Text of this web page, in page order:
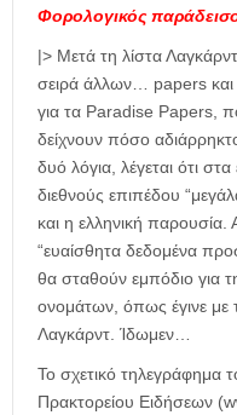
Φορολογικός
|> Μετά τη λίστα
σειρά άλλων… papers και
για τα Paradise Papers,
δείχνουν πόσο
δυό λόγια, λέγεται ότι
διεθνούς επιπέδου
και η ελληνική
“ευαίσθητα δεδομένα
θα σταθούν εμπόδιο για
ονομάτων, όπως έγινε με
Λαγκάρντ. Ίδωμεν…
Το σχετικό τηλεγράφημα
Πρακτορείου Ειδήσεων